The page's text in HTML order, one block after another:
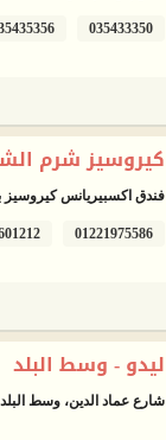
035433350
كيروسيز شرم
فندق اكسبيريانس كيروسيز
01221975586
ليدو - وسط البلد
شارع عماد الدين، وسط